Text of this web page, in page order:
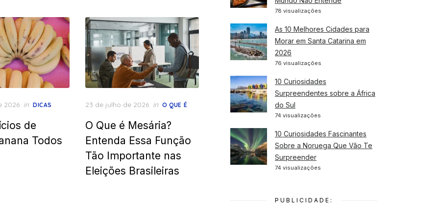
2026 in DICAS
de
Todos
Posted
23 de julho de 2026 in O QUE É
O Que é Mesária?
Entenda Essa Função
Tão Importante nas
Eleições Brasileiras
78 visualizações
As 10 Melhores Cidades para
Morar em Santa Catarina em
2026
76 visualizações
10 Curiosidades
Surpreendentes sobre a África
do Sul
74 visualizações
10 Curiosidades Fascinantes
Sobre a Noruega Que Vão Te
Surpreender
74 visualizações
PUBLICIDADE: